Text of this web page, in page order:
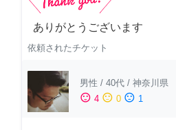
ありがとうございます
依頼されたチケット
男性 / 40代 / 神奈川県
sentiment_satisfied 4 sentiment_neutral 0 sentiment_dissatisfied 1